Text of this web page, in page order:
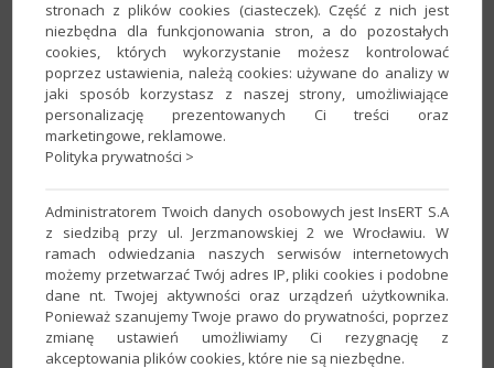
szablonuorazNazwę nadawcy​.
stronach z plików cookies (ciasteczek). Część z nich jest
niezbędna dla funkcjonowania stron, a do pozostałych
cookies, których wykorzystanie możesz kontrolować
poprzez ustawienia, należą cookies: używane do analizy w
jaki sposób korzystasz z naszej strony, umożliwiające
personalizację prezentowanych Ci treści oraz
marketingowe, reklamowe.
Polityka prywatności >
Administratorem Twoich danych osobowych jest InsERT S.A
z siedzibą przy ul. Jerzmanowskiej 2 we Wrocławiu. W
ramach odwiedzania naszych serwisów internetowych
możemy przetwarzać Twój adres IP, pliki cookies i podobne
dane nt. Twojej aktywności oraz urządzeń użytkownika.
Ponieważ szanujemy Twoje prawo do prywatności, poprzez
zmianę ustawień umożliwiamy Ci rezygnację z
akceptowania plików cookies, które nie są niezbędne.